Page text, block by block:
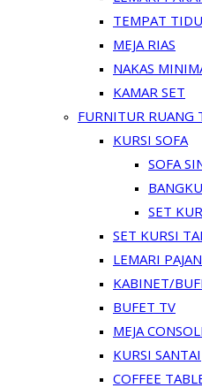
TEMPAT
MEJA RIAS
NAKAS
KAMAR SET
FURNITUR RUANG
KURSI SOFA
SOFA
SET
SET KURSI
LEMARI
KABINET/
BUFET TV
MEJA
KURSI SANTAI
COFFEE